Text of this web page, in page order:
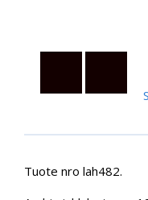
Tuote nro lah482.